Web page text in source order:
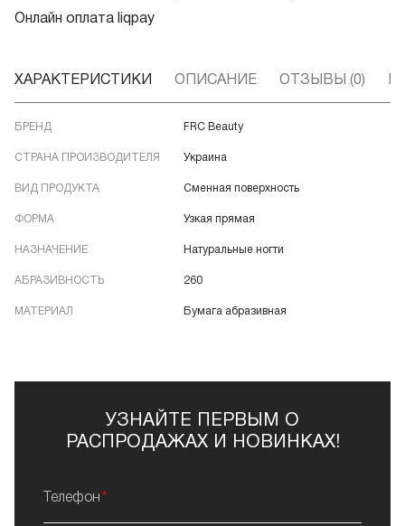
Онлайн оплата liqpay
ХАРАКТЕРИСТИКИ ОПИСАНИЕ ОТЗЫВЫ (0)
БРЕНД FRC Beauty
СТРАНА ПРОИЗВОДИТЕЛЯ Украина
ВИД ПРОДУКТА Сменная поверхность
ФОРМА Узкая прямая
НАЗНАЧЕНИЕ Натуральные ногти
АБРАЗИВНОСТЬ 260
МАТЕРИАЛ Бумага абразивная
УЗНАЙТЕ ПЕРВЫМ О
РАСПРОДАЖАХ И НОВИНКАХ!
Телефон